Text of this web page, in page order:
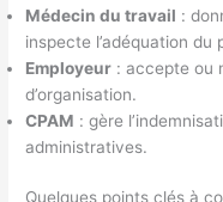
Médecin du travail :
inspecte l’adéquation du
Employeur : accepte ou
d’organisation.
CPAM : gère
administratives.
Quelques points clés à